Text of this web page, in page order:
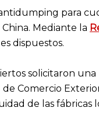
para
Mediante la
dispuestos.
solicitaron
Comercio
de las fábricas